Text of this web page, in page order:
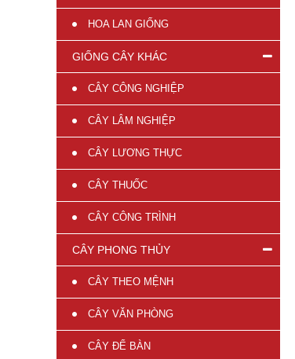
HOA LAN GIỐNG
GIỐNG CÂY KHÁC
CÂY CÔNG NGHIỆP
CÂY LÂM NGHIỆP
CÂY LƯƠNG THỰC
CÂY THUỐC
CÂY CÔNG TRÌNH
CÂY PHONG THỦY
CÂY THEO MỆNH
CÂY VĂN PHÒNG
CÂY ĐỂ BÀN